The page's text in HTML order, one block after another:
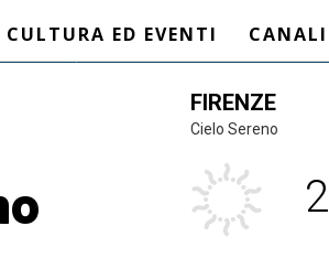
CULTURA ED EVENTI CANALI
FIRENZE
Cielo Sereno